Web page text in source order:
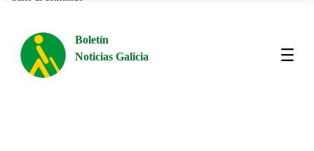
Boletín
Noticias Galicia